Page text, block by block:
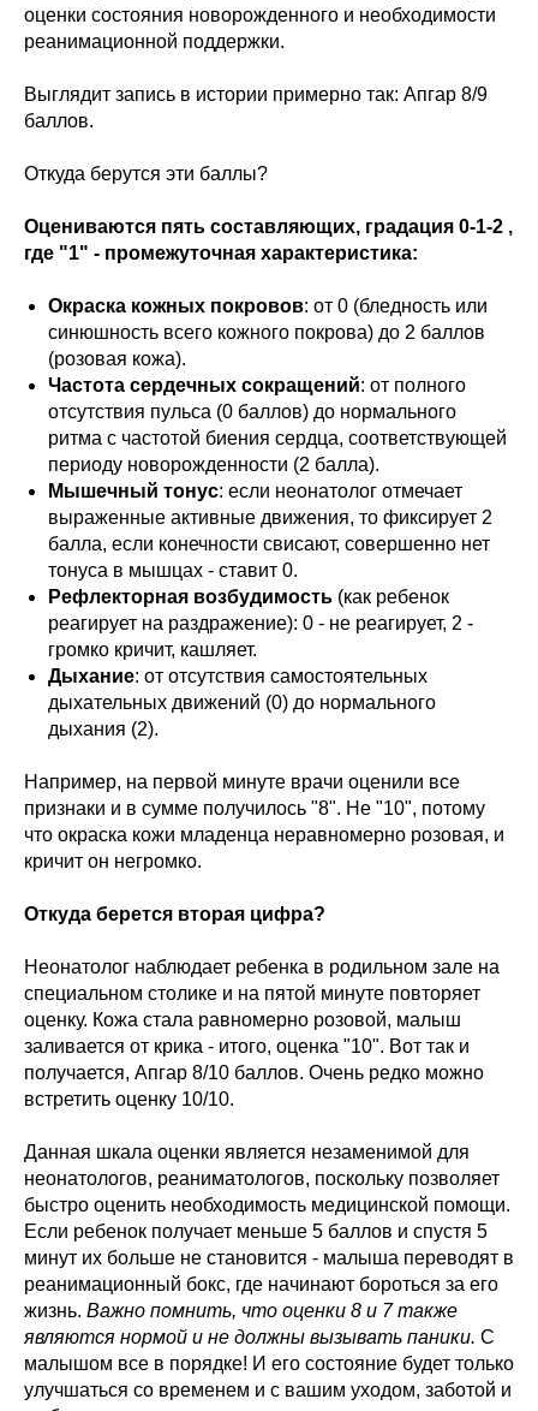
оценки состояния новорожденного и необходимости
реанимационной поддержки.
Выглядит запись в истории примерно так: Апгар 8/9
баллов.
Откуда берутся эти баллы?
Оцениваются пять составляющих, градация 0-1-2 ,
где "1" - промежуточная характеристика:
Окраска кожных покровов: от 0 (бледность или
синюшность всего кожного покрова) до 2 баллов
(розовая кожа).
Частота сердечных сокращений: от полного
отсутствия пульса (0 баллов) до нормального
ритма с частотой биения сердца, соответствующей
периоду новорожденности (2 балла).
Мышечный тонус: если неонатолог отмечает
выраженные активные движения, то фиксирует 2
балла, если конечности свисают, совершенно нет
тонуса в мышцах - ставит 0.
Рефлекторная возбудимость (как ребенок
реагирует на раздражение): 0 - не реагирует, 2 -
громко кричит, кашляет.
Дыхание: от отсутствия самостоятельных
дыхательных движений (0) до нормального
дыхания (2).
Например, на первой минуте врачи оценили все
признаки и в сумме получилось "8". Не "10", потому
что окраска кожи младенца неравномерно розовая, и
кричит он негромко.
Откуда берется вторая цифра?
Неонатолог наблюдает ребенка в родильном зале на
специальном столике и на пятой минуте повторяет
оценку. Кожа стала равномерно розовой, малыш
заливается от крика - итого, оценка "10". Вот так и
получается, Апгар 8/10 баллов. Очень редко можно
встретить оценку 10/10.
Данная шкала оценки является незаменимой для
неонатологов, реаниматологов, поскольку позволяет
быстро оценить необходимость медицинской помощи.
Если ребенок получает меньше 5 баллов и спустя 5
минут их больше не становится - малыша переводят в
реанимационный бокс, где начинают бороться за его
жизнь. Важно помнить, что оценки 8 и 7 также
являются нормой и не должны вызывать паники. С
малышом все в порядке! И его состояние будет только
улучшаться со временем и с вашим уходом, заботой и